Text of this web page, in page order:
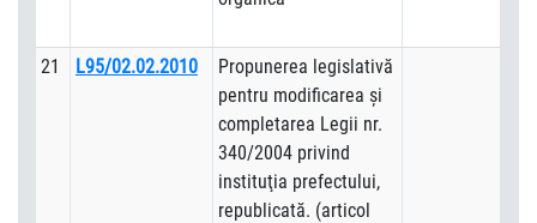
21 L95/02.02.2010
Propunerea legislativă
pentru modificarea şi
completarea Legii nr.
340/2004 privind
instituţia prefectului,
republicată. (articol